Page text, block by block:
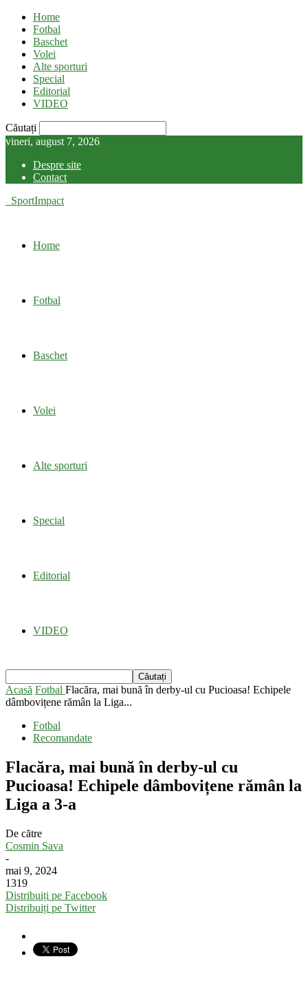
Home
Fotbal
Baschet
Volei
Alte sporturi
Special
Editorial
VIDEO
Căutați
vineri, august 7, 2026
Despre site
Contact
SportImpact
Home
Fotbal
Baschet
Volei
Alte sporturi
Special
Editorial
VIDEO
Acasă Fotbal Flacăra, mai bună în derby-ul cu Pucioasa! Echipele
dâmbovițene rămân la Liga...
Fotbal
Recomandate
Flacăra, mai bună în derby-ul cu
Pucioasa! Echipele dâmbovițene rămân la
Liga a 3-a
De către
Cosmin Sava
-
mai 9, 2024
1319
Distribuiți pe Facebook
Distribuiți pe Twitter